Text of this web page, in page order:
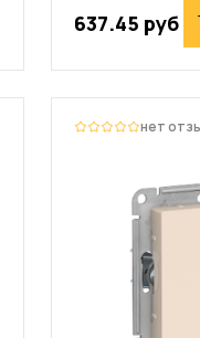
637.45 руб
нет